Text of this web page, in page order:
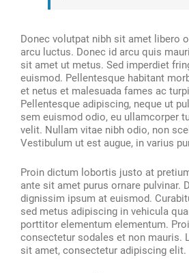
Donec volutpat nibh sit amet libero
arcu luctus. Donec id arcu quis
sit amet ut metus. Sed imperdiet
euismod. Pellentesque habitant
et netus et malesuada fames ac
Pellentesque adipiscing, neque ut
sem euismod odio, eu ullamcorper
velit. Nullam vitae nibh odio, non
Vestibulum ut est augue, in varius
Proin dictum lobortis justo at
ante sit amet purus ornare pulvinar.
dignissim ipsum at euismod.
sed metus adipiscing in vehicula
porttitor elementum elementum.
consectetur sodales et non mauris.
sit amet, consectetur adipiscing elit.